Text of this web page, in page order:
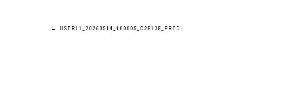
投
← USER11_20260514_100005_C2F13F_PRED